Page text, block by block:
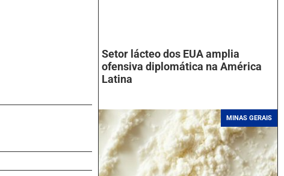
Setor lácteo dos EUA amplia
ofensiva diplomática na América
Latina
MINAS GERAIS